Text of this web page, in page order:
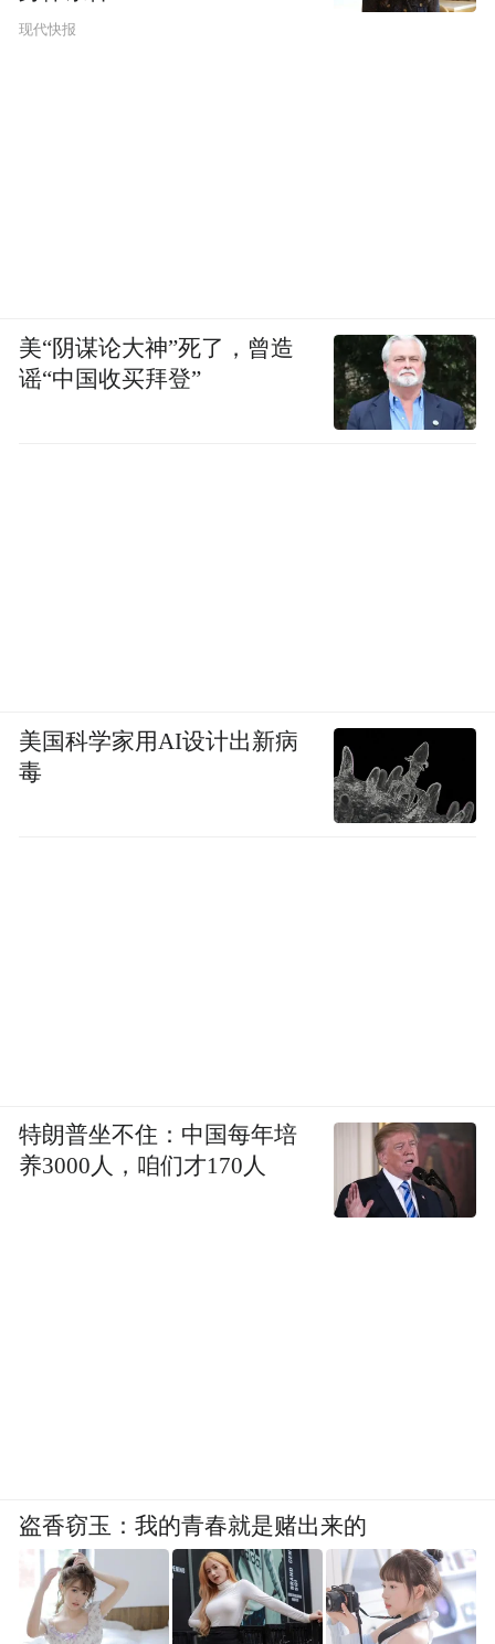
现代快报
美“阴谋论大神”死了，曾造
谣“中国收买拜登”
美国科学家用AI设计出新病
毒
特朗普坐不住：中国每年培
养3000人，咱们才170人
盗香窃玉：我的青春就是赌出来的